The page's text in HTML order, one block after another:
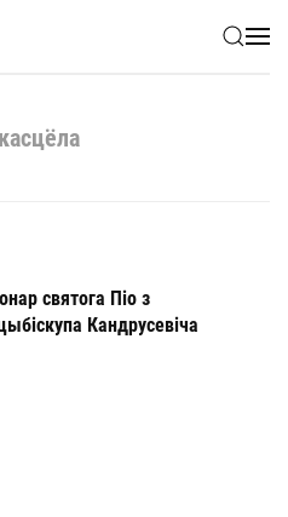
святога Піо з
Кандрусевіча